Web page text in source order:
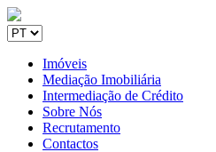
Imóveis
Mediação Imobiliária
Intermediação de Crédito
Sobre Nós
Recrutamento
Contactos